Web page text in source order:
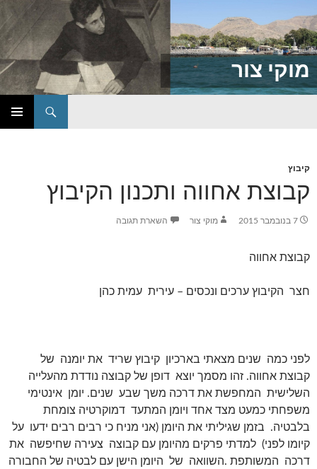
מוקי צור
קיבוץ
קבוצת אחווה ותכנון הקיבוץ
7 בנובמבר 2015 מוקי צור השארת תגובה
קבוצת אחווה
חצר הקיבוץ ערכים ונכסים – עירית עמית כהן
לפני כמה שנים מצאתי בארכיון קיבוץ שריד את יומנה של
קבוצת אחווה. זהו מסמך יוצא דופן של קבוצה נודדת מהעלייה
השלישית המחפשת את דרכה משך שבע שנים. יומן אינטימי
משפחתי כמעט מצד אחד ויומן המתעד דמוקרטיה צומחת
בלבטיה. בזמן שגיליתי את היומן (אני מניח כי רבים רבים ידעו על
קיומו לפני) למדתי פרקים מהיומן עם קבוצה צעירה שחיפשה את
דרכה המשותפת .השוואה של היומן הישן עם לבטיה של החבורה